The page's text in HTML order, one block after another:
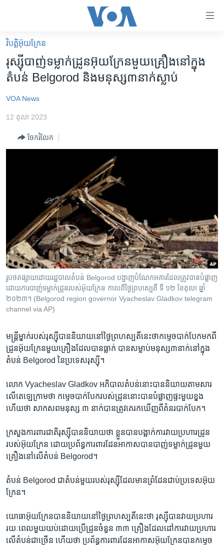
គេហទំព័រ​
ទាក់ទង
រំលង​
និង​
ទំព័រ​
សម្ព័ន្ធ​
រំលង​
និង​
ទៅ​
កាន់​
ទំព័រ​
រក
កម្ពុជា
អន្តរជាតិ
ហេឡូវីអូអេ
កម្ពុជាច្នៃប្រតិដ្ឋ
វិទ្យុ / ផតខាសថ៍
កម្មវិធីទាំងអស់
Khmer English
បណ្តាញ​សង្គម
វិបត្តិអ៊ុយក្រែន
រុស្ស៊ី​បាញ់​ទម្លាក់​ដ្រូន​អ៊ុយក្រែន​មួយ​គ្រឿង​នៅ​ក្នុង​
តំបន់ Belgorod ​និង​មនុស្ស៣នាក់​ស្លាប់
VOA News
12 តុលា 2023
ចែករំលែក
រូបថតផ្សាយដោយរដ្ឋបាលតំបន់ Belgorod បង្ហាញបំណែកអគារដែលត្រូវបានបំផ្លាញ
ដោយ​ការ​បាញ់​ទម្លាក់​ដ្រូនរបស់​អ៊ុយក្រែន កាលពីថ្ងៃព្រហស្បតិ៍ ទី ១២ ខែតុលា ឆ្នាំ
២០២៣។ (Belgorod region governor Vyacheslav Gladkov telegram
channel via AP)
មន្ត្រី​ម្នាក់​របស់​រុស្ស៊ី​បាន​និយាយ​នៅ​ថ្ងៃ​ព្រហស្បតិ៍​នេះ​ថា​កម្ទេច​បាក់បែក​មកពី​
ដ្រូន​អ៊ុយក្រែន​មួយ​គ្រឿង​ដែល​បាន​ធ្លាក់​ បាន​សម្លាប់​មនុស្ស៣នាក់​នៅ​ក្នុង​
តំបន់ Belgorod នៃ​ប្រទេស​រុស្ស៊ី។
លោក Vyacheslav Gladkov អភិបាល​តំបន់​នោះ​បាន​និយាយ​តាម​សារ​
លើ​តេឡេក្រាម​ថា ​កម្ទេច​បាក់បែក​របស់​ដ្រូន​នោះ​បាន​បំផ្លាញ​ផ្ទះ​មួយ​ខ្នង ​
ហើយ​ថា ​សាកសព​មនុស្ស ៣ នាក់​បាន​ត្រូវ​គេ​រកឃើញ​ពី​គំនរ​បាក់បែក។
ក្រសួង​ការពារ​ជាតិ​រុស្ស៊ី​បាន​និយាយ​ថា ​ខ្លួន​បាន​បង្អាក់​ការវាយ​ប្រហារ​ដ្រូន​
របស់​អ៊ុយក្រែន ដោយ​ប្រព័ន្ធ​ការពារ​ដែន​អាកាស​បាន​បាញ់​ទម្លាក់​ដ្រូន​មួយ​
គ្រឿង​នៅ​លើ​តំបន់ Belgorod។
តំបន់ Belgorod ជា​តំបន់​មួយ​របស់​រុស្ស៊ី​ដែល​មាន​ព្រំដែន​ជាប់​ប្រទេស​អ៊ុយ
ក្រែន។
យោធា​អ៊ុយក្រែន​បាន​និយាយ​នៅ​ថ្ងៃ​ព្រហស្បតិ៍​នេះ​ថា ​រុស្ស៊ី​បាន​វាយ​ប្រហារ​
រយៈពេល​មួយ​យប់​ដោយ​ប្រើ​ដ្រូន​ចំនួន ៣៣ គ្រឿង​ដែល​ដៅ​ការវាយ​ប្រហារ​
លើ​តំបន់​ជា​ច្រើន​ ហើយ​ថា ​ប្រព័ន្ធ​ការពារ​ដែន​អាកាស​អ៊ុយក្រែន​បាន​កម្ទេច​